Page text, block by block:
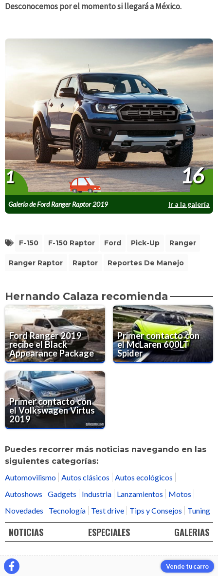
Desconocemos por el momento si llegará a México.
Galería de Ford Ranger Raptor 2019 Ir a la galería
1 16
F-150 F-150 Raptor Ford Pick-Up Ranger
Ranger Raptor Raptor Reportes De Manejo
Hernando Calaza recomienda
Ford Ranger 2019
recibe el Black
Appearance Package
Primer contacto con
el McLaren 600LT
Spider
Primer contacto con
el Volkswagen Virtus
2019
Puedes recorrer más noticias navegando en las
siguientes categorías:
Automovilismo
Autos clásicos
Autos ecológicos
Autoshows
Gadgets Industria Lanzamientos
Motos
Novedades
Tecnología Test drive Tips y Consejos Tuning
NOTICIAS ESPECIALES GALERIAS
Vende tu carro